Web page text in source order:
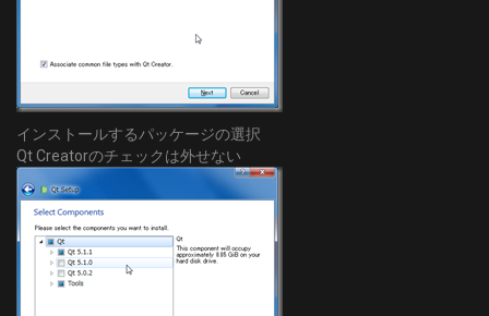
インストールするパッケージの選択
Qt Creatorのチェックは外せない